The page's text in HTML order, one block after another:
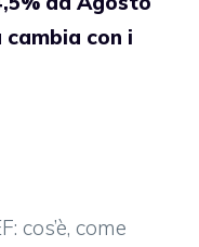
cambia con i
cos’è, come